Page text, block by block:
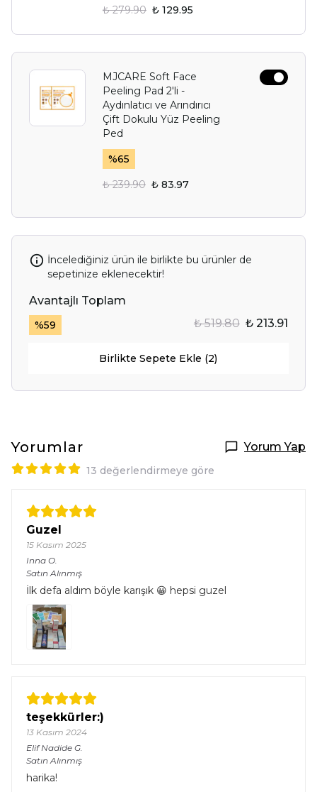
₺ 279.90 ₺ 129.95
MJCARE Soft Face
Peeling Pad 2'li -
Aydınlatıcı ve Arındırıcı
Çift Dokulu Yüz Peeling
Ped
%65
₺ 239.90 ₺ 83.97
İncelediğiniz ürün ile birlikte bu ürünler de
sepetinize eklenecektir!
Avantajlı Toplam
%59 ₺ 519.80 ₺ 213.91
Birlikte Sepete Ekle (2)
Yorumlar Yorum Yap
13 değerlendirmeye göre
Guzel
15 Kasım 2025
Inna O.
Satın Alınmış
İlk defa aldım böyle karışık 😀 hepsi guzel
teşekkürler:)
13 Kasım 2024
Elif Nadide G.
Satın Alınmış
harika!